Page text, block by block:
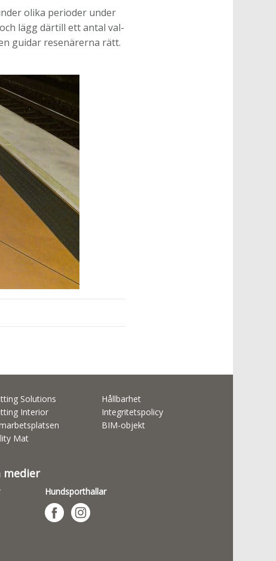
olika perioder under
lägg därtill ett antal val-
guidar resenärerna rätt.
Solutions
Interior
Mat
Hållbarhet
Integritetspolicy
BIM-objekt
medier
Hundsporthallar